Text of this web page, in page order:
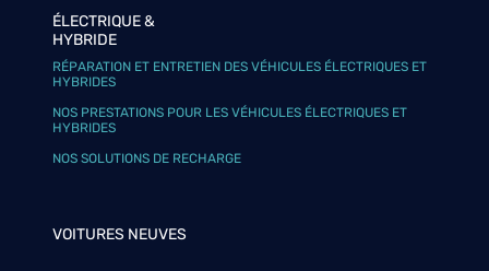
ÉLECTRIQUE &
HYBRIDE
RÉPARATION ET ENTRETIEN DES VÉHICULES ÉLECTRIQUES ET
HYBRIDES
NOS PRESTATIONS POUR LES VÉHICULES ÉLECTRIQUES ET
HYBRIDES
NOS SOLUTIONS DE RECHARGE
VOITURES NEUVES